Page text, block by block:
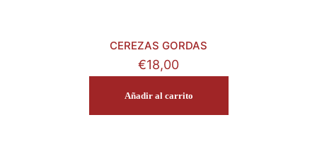
CEREZAS GORDAS
€18,00
Añadir al carrito